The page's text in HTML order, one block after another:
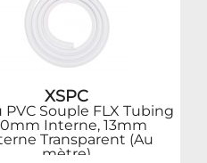
XSPC
PVC Souple FLX Tubing
Interne, 13mm
Transparent (Au
mètre)